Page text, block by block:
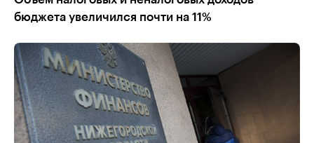
бюджета увеличился почти на 11%